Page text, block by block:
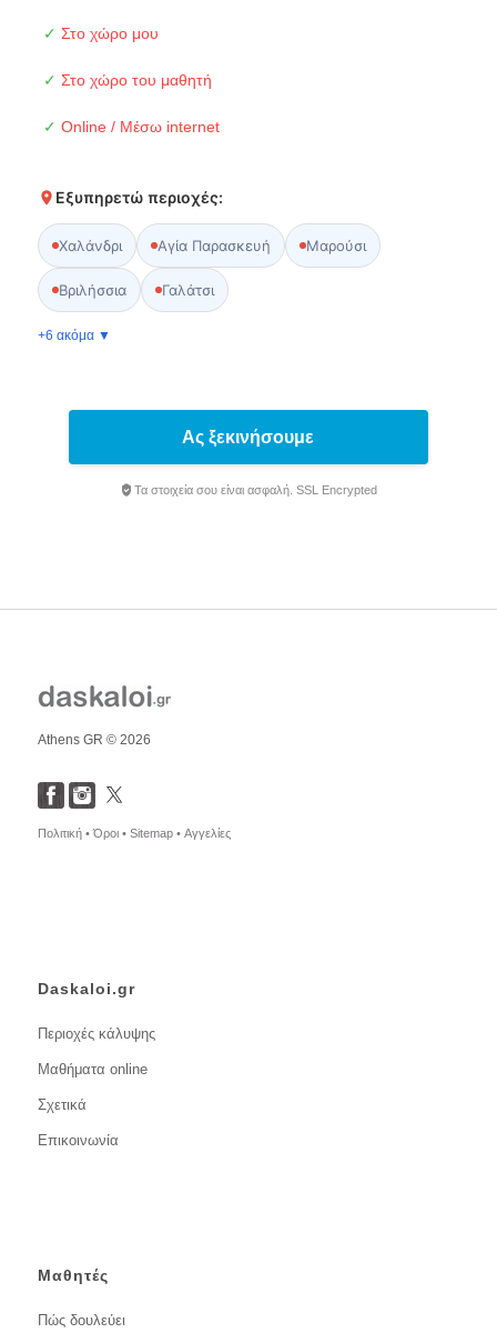
✓ Στο χώρο μου
✓ Στο χώρο του μαθητή
✓ Online / Μέσω internet
Εξυπηρετώ περιοχές:
Χαλάνδρι Αγία Παρασκευή Μαρούσι
Βριλήσσια Γαλάτσι
+6 ακόμα ▼
Ας ξεκινήσουμε
Τα στοιχεία σου είναι ασφαλή. SSL Encrypted
Athens GR © 2026
Πολιτική •Όροι • Sitemap • Αγγελίες
Daskaloi.gr
Περιοχές κάλυψης
Μαθήματα online
Σχετικά
Επικοινωνία
Μαθητές
Πώς δουλεύει